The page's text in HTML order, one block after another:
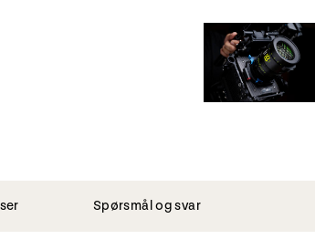
Spørsmål og svar